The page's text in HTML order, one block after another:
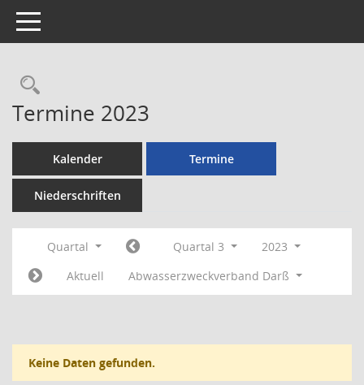
Toggle navigation
Rechercheauswahl
Termine 2023
Kalender Termine
Niederschriften
Quartal Quartal 3
2023
Aktuell
Abwasserzweckverband Darß
Keine Daten gefunden.